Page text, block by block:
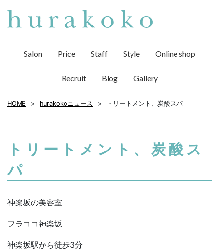
Salon Price Staff Style Online shop
Recruit Blog Gallery
HOME hurakokoニュース トリートメント、炭酸スパ
トリートメント、炭酸ス
パ
神楽坂の美容室
フラココ神楽坂
神楽坂駅から徒歩3分